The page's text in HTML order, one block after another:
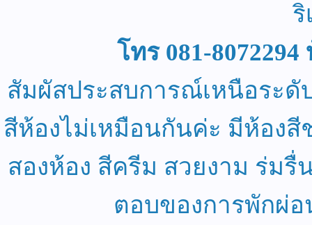
ริ
โทร 081-
สัมผัสประสบการณ์เหนือระดั
สีห้องไม่เหมือนกันค่ะ มีห้องสี
สองห้อง สีครีม สวยงาม ร่ม
ตอบของการพักผ่อ